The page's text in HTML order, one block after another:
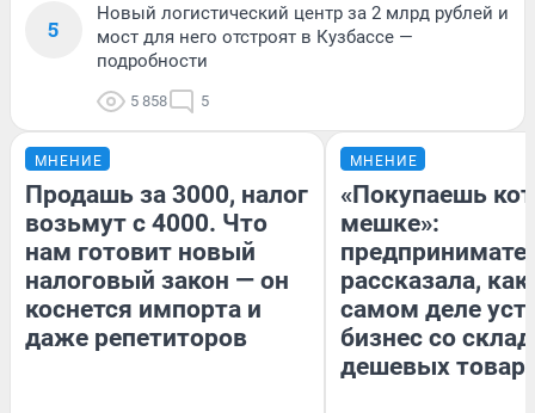
5
Новый логистический центр за 2 млрд рублей и
мост для него отстроят в Кузбассе —
подробности
5 858 5
МНЕНИЕ
Продашь за 3000, налог
возьмут с 4000. Что
нам готовит новый
налоговый закон — он
коснется импорта и
даже репетиторов
МНЕНИЕ
«Покупаешь
мешке»:
рассказала, как
самом деле
бизнес со
дешевых